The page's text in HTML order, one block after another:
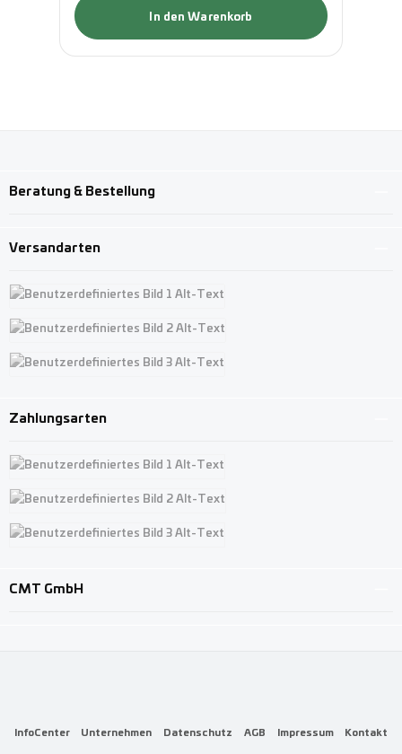
In den Warenkorb
Beratung & Bestellung
Versandarten
Benutzerdefiniertes Bild 1
Benutzerdefiniertes Bild 2
Zahlungsarten
Benutzerdefiniertes Bild 1
Benutzerdefiniertes Bild 2
CMT GmbH
InfoCenter Unternehmen Datenschutz AGB Impressum Kontakt